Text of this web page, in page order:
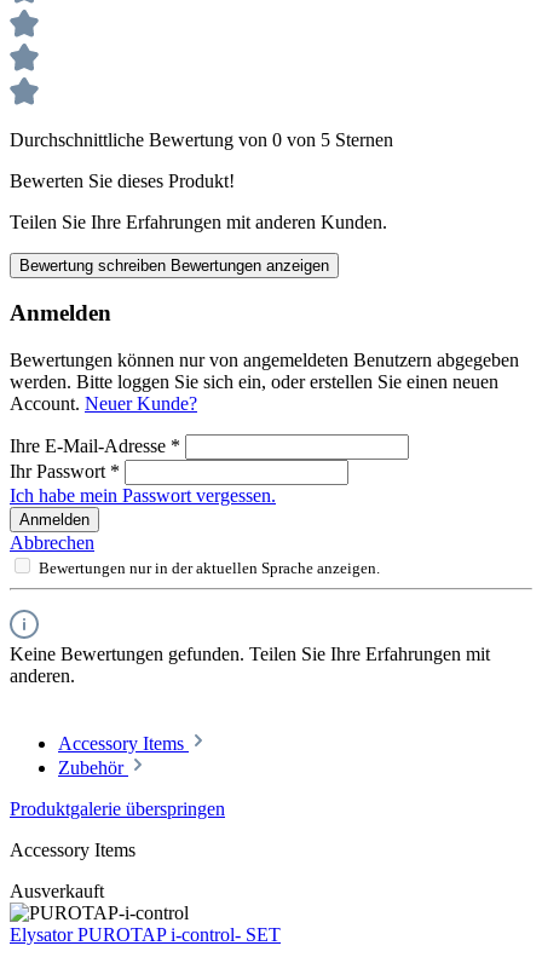
Durchschnittliche Bewertung von 0 von 5 Sternen
Bewerten Sie dieses Produkt!
Teilen Sie Ihre Erfahrungen mit anderen Kunden.
Bewertung schreiben Bewertungen anzeigen
Anmelden
Bewertungen können nur von angemeldeten Benutzern abgegeben
werden. Bitte loggen Sie sich ein, oder erstellen Sie einen neuen
Account. Neuer Kunde?
Ihre E-Mail-Adresse *
Ihr Passwort *
Ich habe mein Passwort vergessen.
Anmelden
Abbrechen
Bewertungen nur in der aktuellen Sprache anzeigen.
Keine Bewertungen gefunden. Teilen Sie Ihre Erfahrungen mit
anderen.
Accessory Items
Zubehör
Produktgalerie überspringen
Accessory Items
Ausverkauft
Elysator PUROTAP i-control- SET